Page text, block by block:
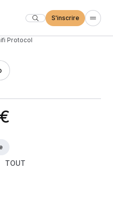
S'inscrire
Protocol
TOUT